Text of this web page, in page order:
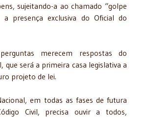
sujeitando-a ao chamado “golpe
presença exclusiva do Oficial do
merecem respostas do
que será a primeira casa legislativa a
projeto de lei.
em todas as fases de futura
Civil, precisa ouvir a todos,